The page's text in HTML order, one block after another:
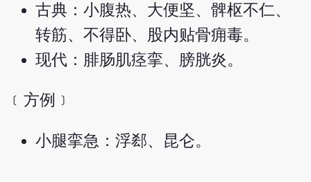
古典：小腹热、大便坚、髀枢不仁、
转筋、不得卧、股内贴骨痈毒。
现代：腓肠肌痉挛、膀胱炎。
﹝方例﹞
小腿挛急：浮郄、昆仑。